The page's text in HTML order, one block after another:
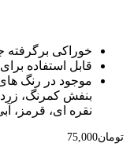
خوراکی برگرفته
قابل استفاده
موجود در رنگ
بنفش کمرنگ،
نقره ای، قرمز،
تومان75,000